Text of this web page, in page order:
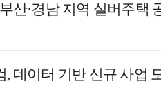
산·경남 지역 실버주택
데이터 기반 신규 사업